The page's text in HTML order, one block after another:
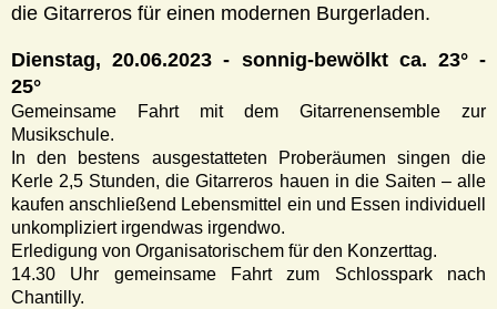
die Gitarreros für einen modernen Burgerladen.
Dienstag, 20.06.2023 - sonnig-bewölkt ca. 23° -
25°
Gemeinsame Fahrt mit dem Gitarrenensemble zur
Musikschule.
In den bestens ausgestatteten Proberäumen singen die
Kerle 2,5 Stunden, die Gitarreros hauen in die Saiten – alle
kaufen anschließend Lebensmittel ein und Essen individuell
unkompliziert irgendwas irgendwo.
Erledigung von Organisatorischem für den Konzerttag.
14.30 Uhr gemeinsame Fahrt zum Schlosspark nach
Chantilly.